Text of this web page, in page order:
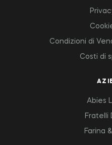
Condizioni di
Costi di
Abies
Fratelli
Farina